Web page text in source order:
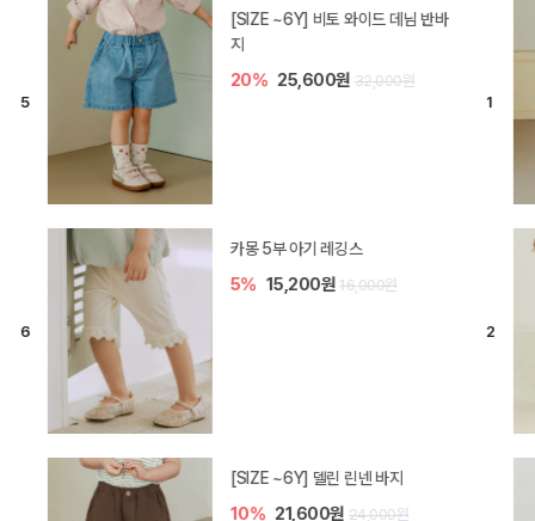
[SIZE ~6Y] 비토 와이드 데님 반바
지
20% 25,600원 32,000원
카몽 5부 아기 레깅스
5% 15,200원 16,000원
[SIZE ~6Y] 델린 린넨 바지
10% 21,600원 24,000원